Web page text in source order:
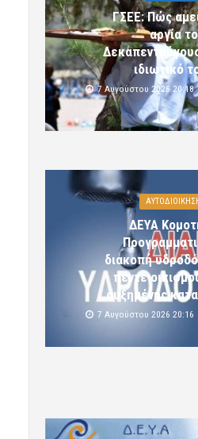
ΓΣΕΕ: Πώς
αργία
ιδιωτικό
7 Αυγούστου 2026 20:18
ΔΕΥΑ
διακοπή
πέντε
αυξημένης
7 Αυγούστου 2026 20:16